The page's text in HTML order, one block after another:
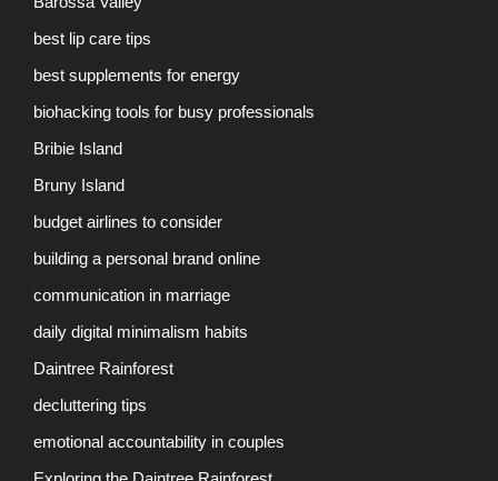
best lip care tips
best supplements for energy
biohacking tools for busy professionals
Bribie Island
Bruny Island
budget airlines to consider
building a personal brand online
communication in marriage
daily digital minimalism habits
Daintree Rainforest
decluttering tips
emotional accountability in couples